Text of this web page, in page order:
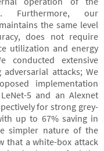
Furthermore, our
the same level
does not require
utilization and energy
conducted extensive
attacks; We
implementation
5 and an Alexnet
for strong grey-
up to 67% saving in
simpler nature of the
that a white-box attack